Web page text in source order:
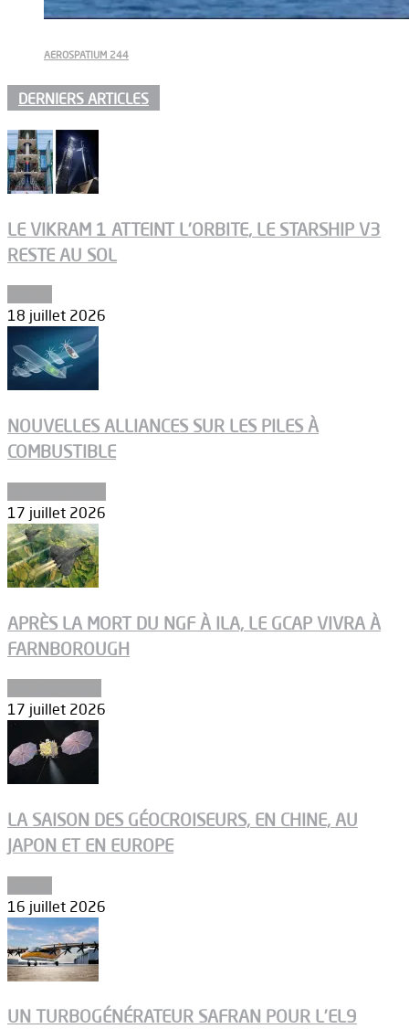
AEROSPATIUM 244
DERNIERS ARTICLES
LE VIKRAM 1 ATTEINT L’ORBITE, LE STARSHIP V3
RESTE AU SOL
18 juillet 2026
NOUVELLES ALLIANCES SUR LES PILES À
COMBUSTIBLE
17 juillet 2026
APRÈS LA MORT DU NGF À ILA, LE GCAP VIVRA À
FARNBOROUGH
17 juillet 2026
LA SAISON DES GÉOCROISEURS, EN CHINE, AU
JAPON ET EN EUROPE
16 juillet 2026
UN TURBOGÉNÉRATEUR SAFRAN POUR L’EL9